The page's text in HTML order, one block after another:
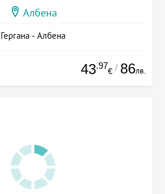
Албена
Гергана - Албена
43.97
€ / 86лв.